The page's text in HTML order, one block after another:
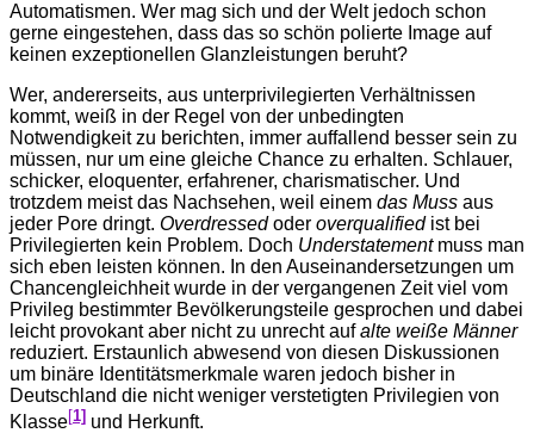
Automatismen. Wer mag sich und der Welt jedoch schon
gerne eingestehen, dass das so schön polierte Image auf
keinen exzeptionellen Glanzleistungen beruht?
Wer, andererseits, aus unterprivilegierten Verhältnissen
kommt, weiß in der Regel von der unbedingten
Notwendigkeit zu berichten, immer auffallend besser sein zu
müssen, nur um eine gleiche Chance zu erhalten. Schlauer,
schicker, eloquenter, erfahrener, charismatischer. Und
trotzdem meist das Nachsehen, weil einem das Muss aus
jeder Pore dringt. Overdressedoder overqualifiedist bei
Privilegierten kein Problem. Doch Understatement muss man
sich eben leisten können. In den Auseinandersetzungen um
Chancengleichheit wurde in der vergangenen Zeit viel vom
Privileg bestimmter Bevölkerungsteile gesprochen und dabei
leicht provokant aber nicht zu unrecht aufalte weiße Männer
reduziert. Erstaunlich abwesend von diesen Diskussionen
um binäre Identitätsmerkmale waren jedoch bisher in
Deutschland die nicht weniger verstetigten Privilegien von
Klasse[1] und Herkunft.